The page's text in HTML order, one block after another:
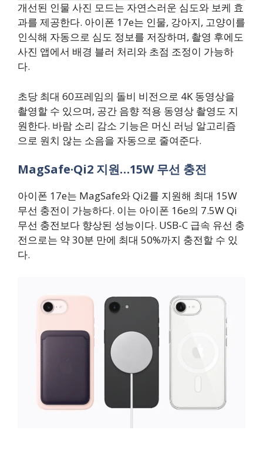
개선된 인물 사진 모드는 자연스러운 심도와 보케 효
과를 제공한다. 아이폰 17e는 인물, 강아지, 고양이를
인식해 자동으로 심도 정보를 저장하며, 촬영 후에도
사진 앱에서 배경 블러 처리와 초점 조정이 가능하
다.
초당 최대 60프레임의 돌비 비전으로 4K 동영상을
촬영할 수 있으며, 공간 음향 적용 동영상 촬영도 지
원한다. 바람 소리 감소 기능은 머신 러닝 알고리즘
으로 원치 않는 소음을 자동으로 줄여준다.
MagSafe·Qi2 지원…15W 무선 충전
아이폰 17e는 MagSafe와 Qi2를 지원해 최대 15W
무선 충전이 가능하다. 이는 아이폰 16e의 7.5W Qi
무선 충전보다 향상된 성능이다. USB-C 급속 유선 충
전으로는 약 30분 만에 최대 50%까지 충전할 수 있
다.